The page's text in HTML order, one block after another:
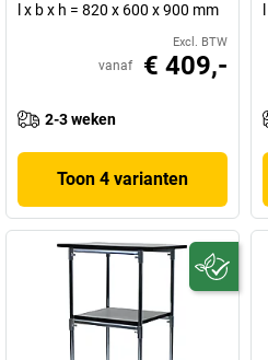
l x b x h = 820 x 600 x 900 mm
Excl. BTW
vanaf € 409,-
2-3 weken
Toon 4 varianten